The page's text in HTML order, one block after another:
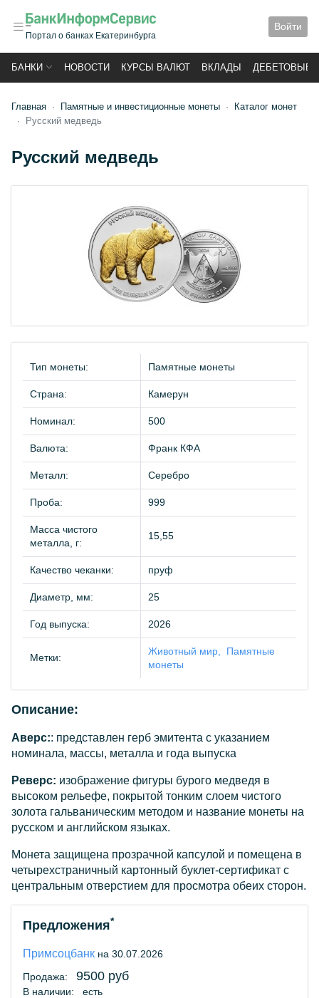
Портал о банках Екатеринбурга
Войти
БАНКИ НОВОСТИ КУРСЫ ВАЛЮТ ВКЛАДЫ ДЕБЕТОВЫЕ
Главная Памятные и инвестиционные монеты
Каталог монет
Русский медведь
Русский медведь
Тип монеты: Памятные монеты
Страна: Камерун
Номинал: 500
Валюта: Франк КФА
Металл: Серебро
Проба: 999
Масса чистого
металла, г:
15,55
Качество чеканки: пруф
Диаметр, мм: 25
Год выпуска: 2026
Метки:
Животный мир
Памятные
монеты
Описание:
Аверс:: представлен герб эмитента с указанием
номинала, массы, металла и года выпуска
Реверс: изображение фигуры бурого медведя в
высоком рельефе, покрытой тонким слоем чистого
золота гальваническим методом и название монеты на
русском и английском языках.
Монета защищена прозрачной капсулой и помещена в
четырехстраничный картонный буклет-сертификат с
центральным отверстием для просмотра обеих сторон.
Предложения*
Примсоцбанк на 30.07.2026
Продажа:
9500 руб
В наличии:
есть